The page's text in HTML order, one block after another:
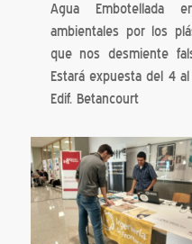
Agua Embotellada
ambientales por los
que nos desmiente
Estará expuesta del 4
Edif. Betancourt